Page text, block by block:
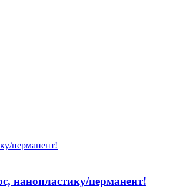
нанопластику/перманент!